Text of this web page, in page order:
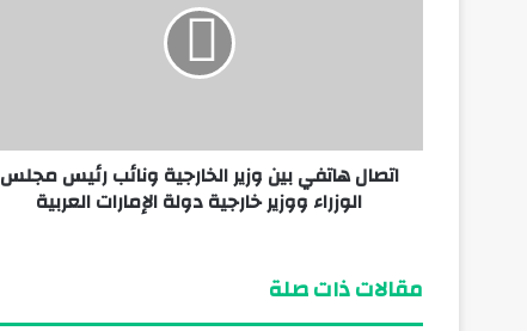
ديسمبر 8, 2025
توقيع عقد إنشاء مصنع «مساعي MIFRA» للصناعات المعدنية بنطاق المطور MDC بالسخنة
اتصال هاتفي بين وزير الخارجية ونائب رئيس مجلس
الوزراء ووزير خارجية دولة الإمارات العربية
مقالات ذات صلة